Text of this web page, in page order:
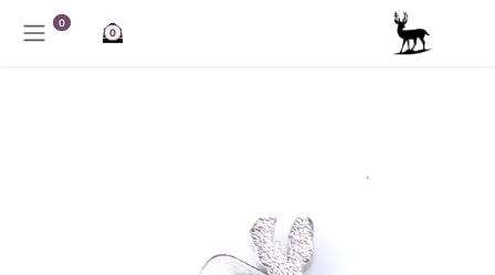
تخطي للذهاب إلى المحتوى
0
0